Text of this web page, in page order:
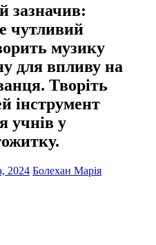
зазначив:
чутливий
музику
для впливу на
Творіть
інструмент
учнів у
2024 Болехан Марія